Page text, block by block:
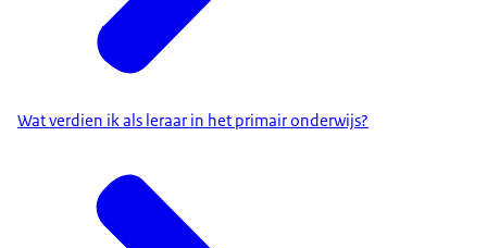
Wat verdien ik als leraar in het primair onderwijs?